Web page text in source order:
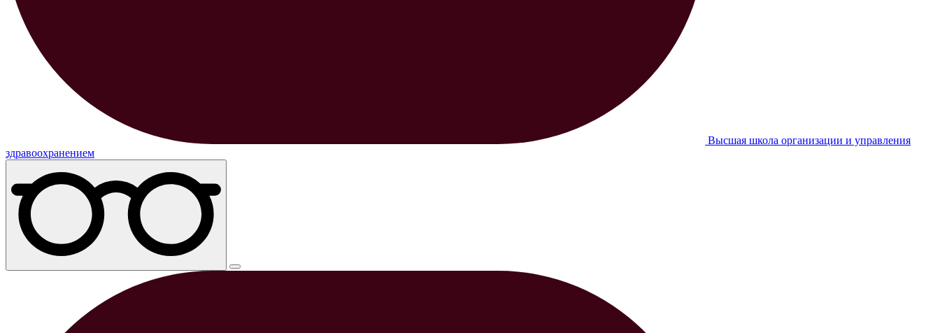
Высшая школа организации и управления
здравоохранением